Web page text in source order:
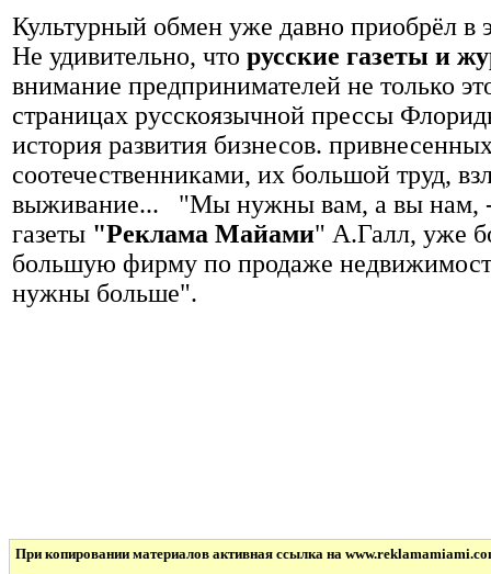
Культурный обмен уже давно приобрёл в
Не удивительно, что русские газеты и
внимание предпринимателей не только
страницах русскоязычной прессы
история развития бизнесов.
соотечественниками, их большой труд,
выживание... "Мы нужны вам, а вы нам, -
газеты "Реклама Майами" А.Галл, уже
большую фирму по продаже
нужны больше".
При копировании материалов активная ссылка на